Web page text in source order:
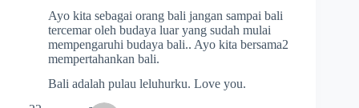
Ayo kita sebagai orang bali jangan sampai bali
tercemar oleh budaya luar yang sudah mulai
mempengaruhi budaya bali.. Ayo kita bersama2
mempertahankan bali.
Bali adalah pulau leluhurku. Love you.